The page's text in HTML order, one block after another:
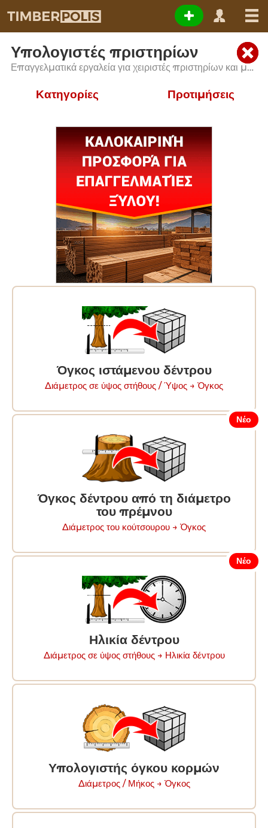
Υπολογιστές πριστηρίων
Επαγγελματικά εργαλεία για χειριστές πριστηρίων και μονάδες επεξεργασίας ξύλου
Κατηγορίες
Όγκος ιστάμενου δέντρου
Διάμετρος σε ύψος στήθους / Ύψος → Ὀγκος
Νέο
Όγκος δέντρου από τη διάμετρο
του πρέμνου
Διάμετρος του κούτσουρου → Ὀγκος
Νέο
Ηλικία δέντρου
Διάμετρος σε ύψος στήθους → Ηλικία δέντρου
Υπολογιστής όγκου κορμών
Διάμετρος / Μήκος → Ὀγκος
Προτιμήσεις